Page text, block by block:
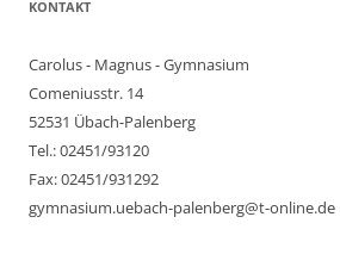
KONTAKT
Carolus - Magnus - Gymnasium
Comeniusstr. 14
52531 Übach-Palenberg
Tel.: 02451/93120
Fax: 02451/931292
gymnasium.uebach-palenberg@t-online.de